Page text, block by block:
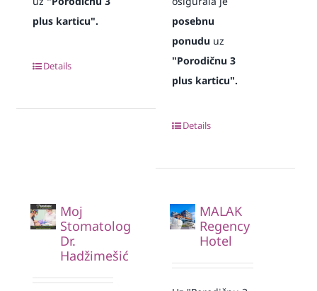
plus karticu".
Details
posebnu
ponudu uz
"Porodičnu 3
plus karticu".
Details
Moj
Stomatolog
Dr.
Hadžimešić
MALAK
Regency
Hotel